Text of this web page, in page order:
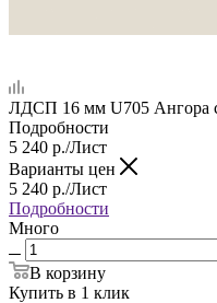
ЛДСП 16 мм U705 Ангора
Подробности
5 240 р./Лист
Варианты цен
5 240 р./Лист
Подробности
Много
В корзину
Купить в 1 клик